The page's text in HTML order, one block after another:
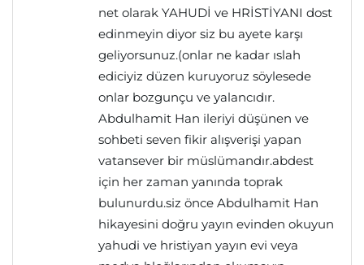
net olarak YAHUDİ ve HRİSTİYANI dost
edinmeyin diyor siz bu ayete karşı
geliyorsunuz.(onlar ne kadar ıslah
ediciyiz düzen kuruyoruz söylesede
onlar bozgunçu ve yalancıdır.
Abdulhamit Han ileriyi düşünen ve
sohbeti seven fikir alışverişi yapan
vatansever bir müslümandır.abdest
için her zaman yanında toprak
bulunurdu.siz önce Abdulhamit Han
hikayesini doğru yayın evinden okuyun
yahudi ve hristiyan yayın evi veya